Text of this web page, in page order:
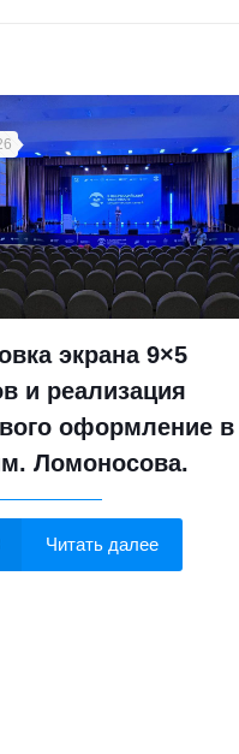
экрана 9×5
и реализация
оформление в
Ломоносова.
Читать далее